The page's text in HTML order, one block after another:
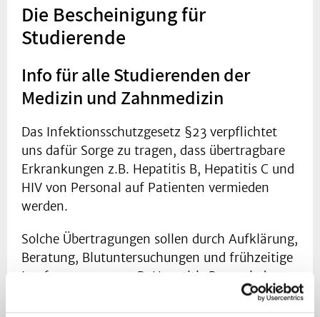
Die Bescheinigung für
Studierende
Info für alle Studierenden der
Medizin und Zahnmedizin
Das Infektionsschutzgesetz §23 verpflichtet
uns dafür Sorge zu tragen, dass übertragbare
Erkrankungen z.B. Hepatitis B, Hepatitis C und
HIV von Personal auf Patienten vermieden
werden.
Solche Übertragungen sollen durch Aufklärung,
Beratung, Blutuntersuchungen und frühzeitige
Impfungen gegen z.B. Hepatitis B vermieden
werden. Durch sorgfältige Dokumentation und
Meldung jeder Schnitt- oder Stichverletzung